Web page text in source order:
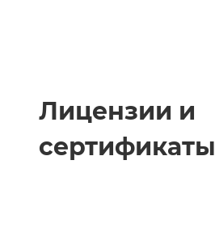
Лицензии и
сертификаты